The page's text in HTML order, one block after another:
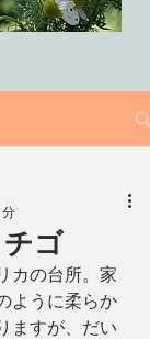
ゴ
カの台所。家
ように柔らか
ますが、だい